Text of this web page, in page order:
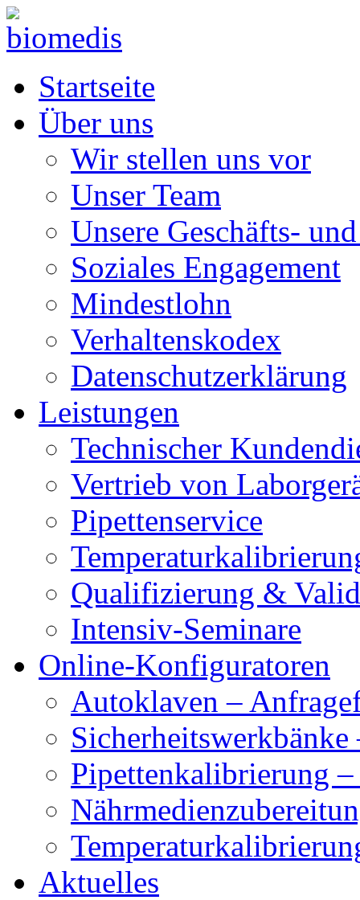
Startseite
Über uns
Wir stellen uns vor
Unser Team
Unsere Geschäfts-
Soziales Engagement
Mindestlohn
Verhaltenskodex
Datenschutzerklärung
Leistungen
Technischer
Vertrieb von
Pipettenservice
Qualifizierung &
Intensiv-Seminare
Online-Konfiguratoren
Autoklaven –
Pipettenkalibrierung
Aktuelles